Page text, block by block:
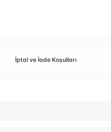
İptal ve İade Koşulları